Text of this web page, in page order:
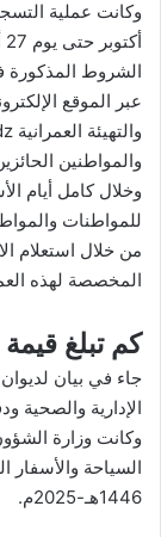
الشروط المذكورة
عبر الموقع
والمواطنين
وخلال كامل أيام
للمواطنات
من خلال استعلام
المخصصة لهذه
كم تبلغ قيمة
جاء في بيان
الإدارية
وكانت وزارة
السياحة
1446هـ-2025م.